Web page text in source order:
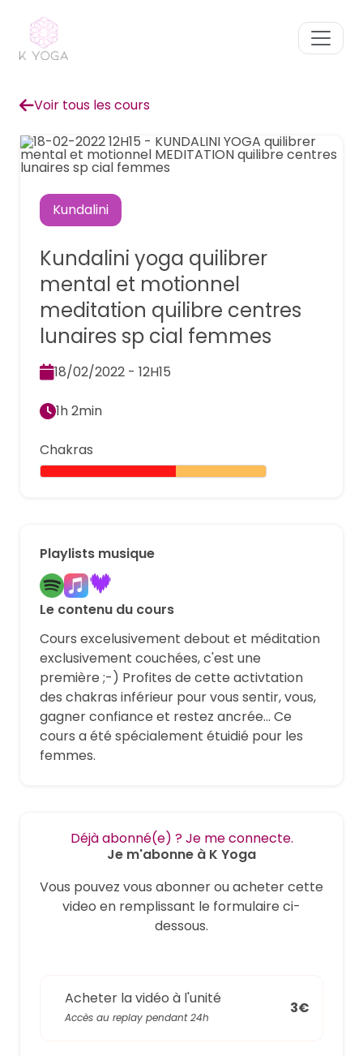
Voir tous les cours
Kundalini
Chakras
Kundalini yoga quilibrer
mental et motionnel
meditation quilibre centres
lunaires sp cial femmes
18/02/2022 - 12H15
1h 2min
Playlists musique
Le contenu du cours
Cours excelusivement debout et méditation
exclusivement couchées, c'est une
première ;-) Profites de cette activtation
des chakras inférieur pour vous sentir, vous,
gagner confiance et restez ancrée... Ce
cours a été spécialement étuidié pour les
femmes.
Déjà abonné(e) ? Je me connecte.
Je m'abonne à K Yoga
Vous pouvez vous abonner ou acheter cette
video en remplissant le formulaire ci-
dessous.
Acheter la vidéo à l'unité
Accès au replay pendant 24h
3€